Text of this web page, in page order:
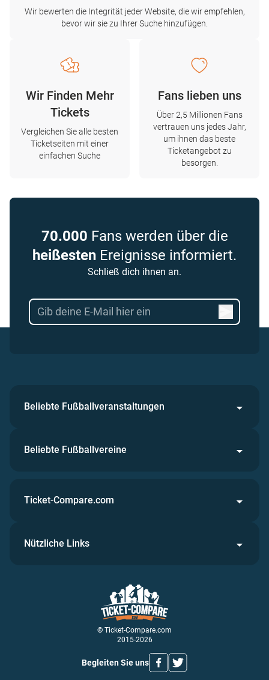
Wir bewerten die Integrität jeder Website, die wir empfehlen,
bevor wir sie zu Ihrer Suche hinzufügen.
Wir Finden Mehr
Tickets
Vergleichen Sie alle besten
Ticketseiten mit einer
einfachen Suche
Fans lieben uns
Über 2,5 Millionen Fans
vertrauen uns jedes Jahr,
um ihnen das beste
Ticketangebot zu
besorgen.
70.000 Fans werden über die
heißesten Ereignisse informiert.
Schließ dich ihnen an.
Beliebte Fußballveranstaltungen
Beliebte Fußballvereine
© Ticket-Compare.com
2015-2026
Begleiten Sie uns
Ticket-Compare.com
Nützliche Links